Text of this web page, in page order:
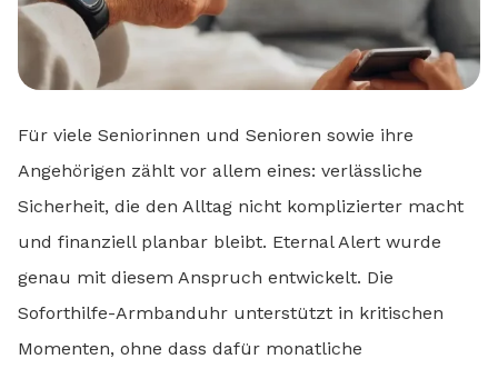
Für viele Seniorinnen und Senioren sowie ihre
Angehörigen zählt vor allem eines: verlässliche
Sicherheit, die den Alltag nicht komplizierter macht
und finanziell planbar bleibt. Eternal Alert wurde
genau mit diesem Anspruch entwickelt. Die
Soforthilfe-Armbanduhr unterstützt in kritischen
Momenten, ohne dass dafür monatliche